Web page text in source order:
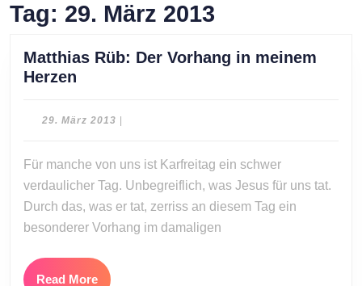
Tag: 29. März 2013
Matthias Rüb: Der Vorhang in meinem
Herzen
Der
meinem
Herzen
29. März 2013 29.
Für manche von uns ist Karfreitag ein schwer
verdaulicher Tag. Unbegreiflich, was Jesus für uns tat.
Durch das, was er tat, zerriss an diesem Tag ein
besonderer Vorhang im damaligen
Read MoreRead